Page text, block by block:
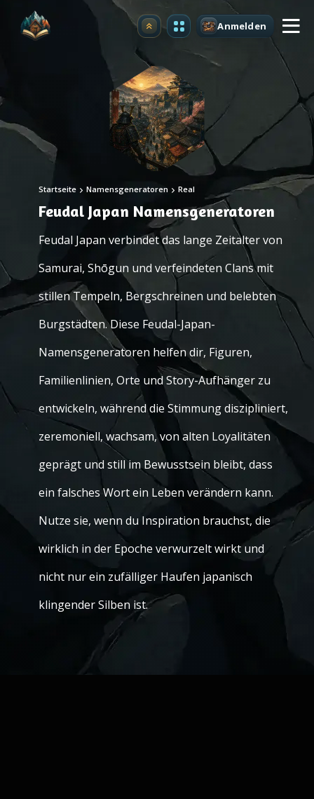
Upgrade Anmelden
Startseite Namensgeneratoren Real
Feudal Japan Namensgeneratoren
Feudal Japan verbindet das lange Zeitalter von
Samurai, Shōgun und verfeindeten Clans mit
stillen Tempeln, Bergschreinen und belebten
Burgstädten. Diese Feudal-Japan-
Namensgeneratoren helfen dir, Figuren,
Familienlinien, Orte und Story-Aufhänger zu
entwickeln, während die Stimmung diszipliniert,
zeremoniell, wachsam, von alten Loyalitäten
geprägt und still im Bewusstsein bleibt, dass
ein falsches Wort ein Leben verändern kann.
Nutze sie, wenn du Inspiration brauchst, die
wirklich in der Epoche verwurzelt wirkt und
nicht nur ein zufälliger Haufen japanisch
klingender Silben ist.